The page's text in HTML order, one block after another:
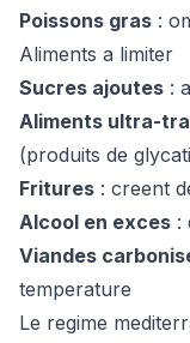
Poissons gras :
Aliments a limiter
Sucres ajoutes :
Aliments ultra-
(produits de
Fritures : creent
Alcool en exces :
Viandes
temperature
Le regime